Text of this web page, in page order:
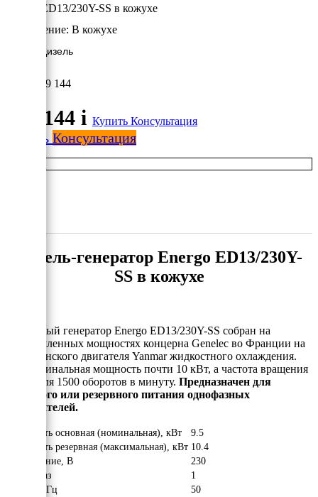
Energo ED13/230Y-SS в кожухе
Исполнение: В кожухе
9.5 кВт/Дизель
849 144
849 144 i Купить Консультация
Купить Консультация
Дизель-генератор Energo ED13/230Y-
SS в кожухе
Дизельный генератор Energo ED13/230Y-SS собран на
промышленных мощностях концерна Genelec во Франции на
базе японского двигателя Yanmar жидкостного охлаждения.
Его номинальная мощность почти 10 кВт, а частота вращения
двигателя 1500 оборотов в минуту. Предназначен для
основного или резервного питания однофазных
потребителей.
Мощность основная (номинальная), кВт
9.5
Мощность резервная (максимальная), кВт 10.4
Напряжение, В
230
Число фаз
1
Частота, Гц
50